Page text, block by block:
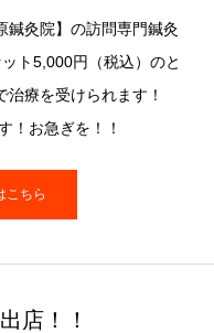
鍼灸院】の訪問専門鍼灸
ト5,000円（税込）のと
療を受けられます！
！お急ぎを！！
こちら
店！！